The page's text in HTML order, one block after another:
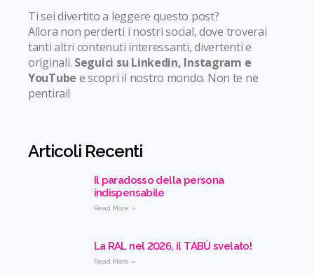
Ti sei divertito a leggere questo post?
Allora non perderti i nostri social, dove troverai
tanti altri contenuti interessanti, divertenti e
originali. Seguici su Linkedin, Instagram e
YouTube e scopri il nostro mondo. Non te ne
pentirai!
Articoli Recenti
Il paradosso della persona
indispensabile
Read More »
La RAL nel 2026, il TABÙ svelato!
Read More »